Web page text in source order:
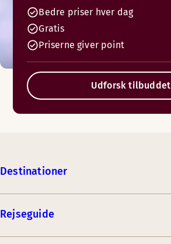
Bedre priser hver dag
Gratis
Priserne giver point
Udforsk tilbuddet
Destinationer
Rejseguide